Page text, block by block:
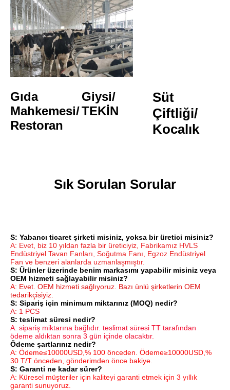
Gıda
Mahkemesi/
Restoran
Giysi/
TEKİN
Süt
Çiftliği/
Kocalık
Sık Sorulan Sorular
S: Yabancı ticaret şirketi misiniz, yoksa bir üretici misiniz?
A: Evet, biz 10 yıldan fazla bir üreticiyiz, Fabrikamız HVLS
Endüstriyel Tavan Fanları, Soğutma Fanı, Egzoz Endüstriyel
Fan ve benzeri alanlarda uzmanlaşmıştır.
S: Ürünler üzerinde benim markasımı yapabilir misiniz veya
OEM hizmeti sağlayabilir misiniz?
A: Evet. OEM hizmeti sağlıyoruz. Bazı ünlü şirketlerin OEM
tedarikçisiyiz.
S: Sipariş için minimum miktarınız (MOQ) nedir?
A: 1 PCS
S: teslimat süresi nedir?
A: sipariş miktarına bağlıdır. teslimat süresi TT tarafından
ödeme aldıktan sonra 3 gün içinde olacaktır.
Ödeme şartlarınız nedir?
A: Ödeme≤10000USD,% 100 önceden. Ödeme≥10000USD,%
30 T/T önceden, gönderimden önce bakiye.
S: Garanti ne kadar sürer?
A: Küresel müşteriler için kaliteyi garanti etmek için 3 yıllık
garanti sunuyoruz.